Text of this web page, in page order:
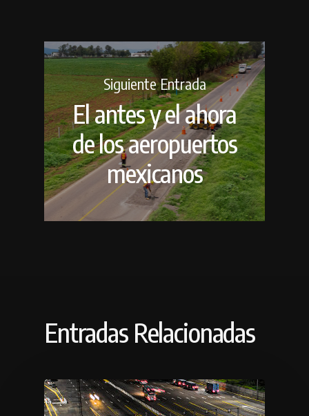
Siguiente Entrada
El antes y el ahora
de los aeropuertos
mexicanos
Entradas Relacionadas